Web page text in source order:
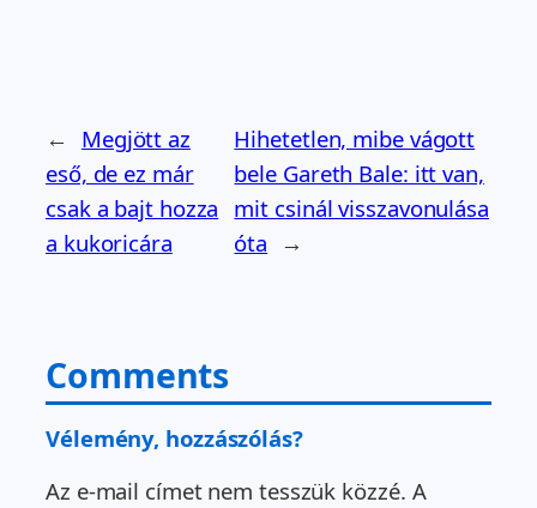
← Megjött az
eső, de ez már
csak a bajt hozza
a kukoricára
Hihetetlen, mibe vágott
bele Gareth Bale: itt van,
mit csinál visszavonulása
óta →
Comments
Vélemény, hozzászólás?
Az e-mail címet nem tesszük közzé. A